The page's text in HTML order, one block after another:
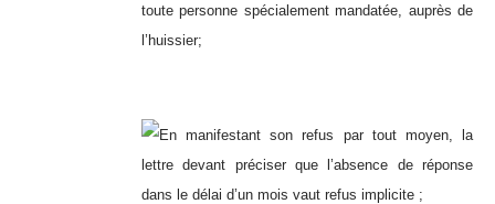
toute personne spécialement mandatée, auprès de
l’huissier;
En manifestant son refus par tout moyen, la
lettre devant préciser que l’absence de réponse
dans le délai d’un mois vaut refus implicite ;